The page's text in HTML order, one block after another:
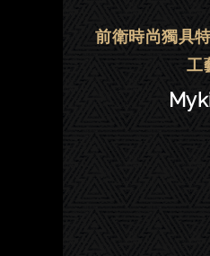
Mykita眼鏡
前衛時尚獨具
工